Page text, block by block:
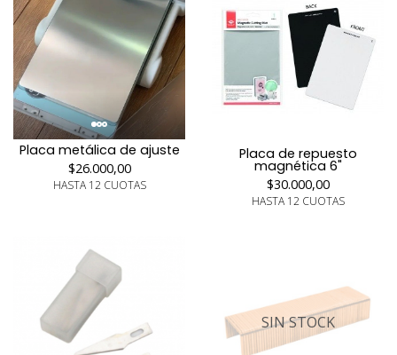
Placa metálica de ajuste
$26.000,00
HASTA 12 CUOTAS
Placa de repuesto
magnética 6"
$30.000,00
HASTA 12 CUOTAS
SIN STOCK